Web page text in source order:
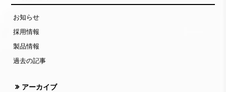
お知らせ
採用情報
製品情報
過去の記事
アーカイブ